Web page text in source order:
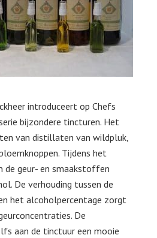
introduceert op Chefs
bijzondere tincturen. Het
van distillaten van wildpluk,
Tijdens het
de geur- en smaakstoffen
De verhouding tussen de
het alcoholpercentage zorgt
De
aan de tinctuur een mooie